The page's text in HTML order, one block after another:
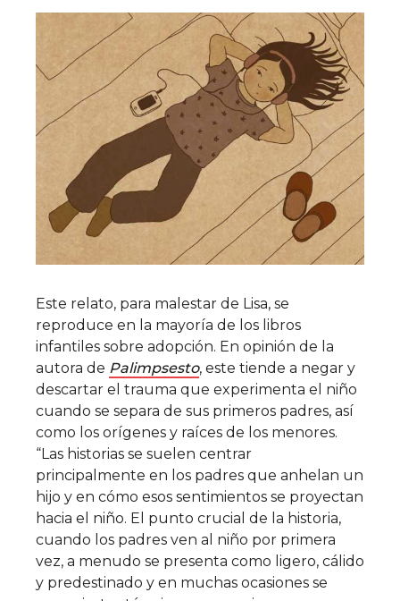
Este relato, para malestar de Lisa, se
reproduce en la mayoría de los libros
infantiles sobre adopción. En opinión de la
autora de Palimpsesto, este tiende a negar y
descartar el trauma que experimenta el niño
cuando se separa de sus primeros padres, así
como los orígenes y raíces de los menores.
“Las historias se suelen centrar
principalmente en los padres que anhelan un
hijo y en cómo esos sentimientos se proyectan
hacia el niño. El punto crucial de la historia,
cuando los padres ven al niño por primera
vez, a menudo se presenta como ligero, cálido
y predestinado y en muchas ocasiones se